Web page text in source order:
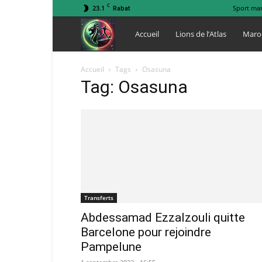
23.1 C Rabat Sport
Lions
de
Accueil Lions de l’Atlas
Accueil Tags Osasuna
Tag: Osasuna
Transferts
Abdessamad Ezzalzouli quitte
Barcelone pour rejoindre
Pampelune